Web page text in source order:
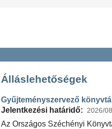
Álláslehetőségek
Gyűjteményszervező
Jelentkezési határidő:
2026/
Az Országos Széchényi